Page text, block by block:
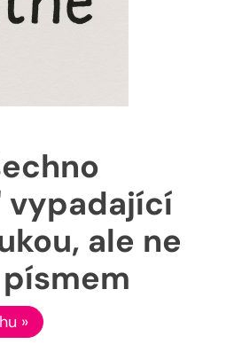
vypadající
ale ne
»